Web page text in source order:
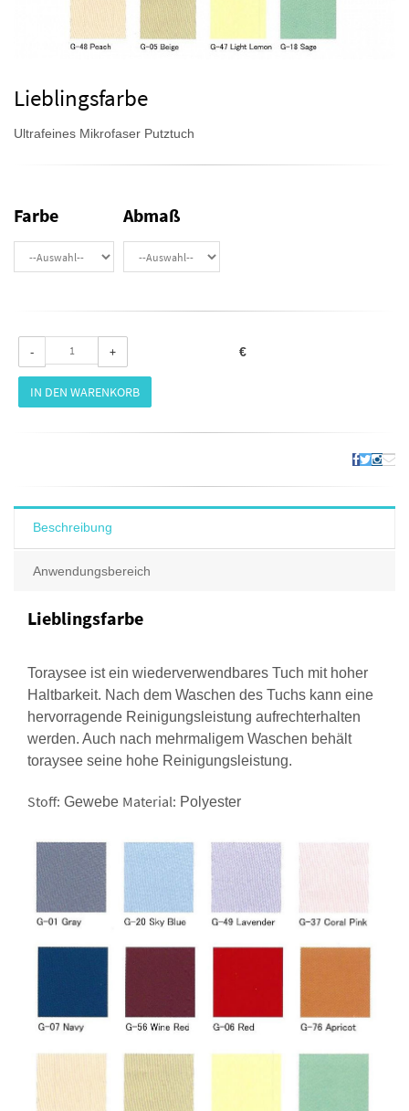
Lieblingsfarbe
Ultrafeines Mikrofaser Putztuch
Farbe Abmaß
- + €
IN DEN WARENKORB
Beschreibung
Anwendungsbereich
Lieblingsfarbe
Toraysee ist ein wiederverwendbares Tuch mit hoher
Haltbarkeit. Nach dem Waschen des Tuchs kann eine
hervorragende Reinigungsleistung aufrechterhalten
werden. Auch nach mehrmaligem Waschen behält
toraysee seine hohe Reinigungsleistung.
Stoff: Gewebe Material: Polyester